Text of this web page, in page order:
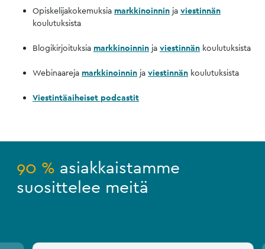
Opiskelijakokemuksia markkinoinnin ja viestinnän
koulutuksista
Blogikirjoituksia markkinoinnin ja viestinnän koulutuksista
Webinaareja markkinoinnin ja viestinnän koulutuksista
Viestintäaiheiset podcastit
90 % asiakkaistamme
suosittelee meitä